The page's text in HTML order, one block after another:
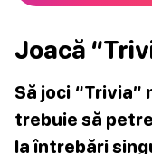
Joacă
Să joci
trebuie să
la întrebări